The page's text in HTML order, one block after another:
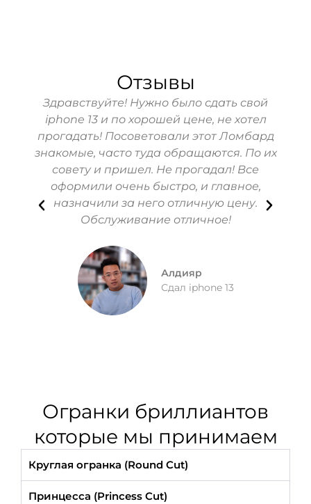
Отзывы
Здравствуйте! Нужно было сдать свой
iphone 13 и по хорошей цене, не хотел
прогадать! Посоветовали этот Ломбард
знакомые, часто туда обращаются. По их
совету и пришел. Не прогадал! Все
оформили очень быстро, и главное,
назначили за него отличную цену.
Обслуживание отличное!
Алдияр
Сдал iphone 13
Огранки бриллиантов
которые мы принимаем
Круглая огранка (Round Cut)
Принцесса (Princess Cut)